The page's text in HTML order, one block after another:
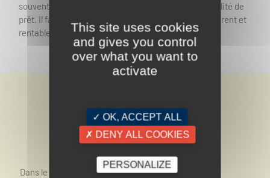
souvent il est nécessaire de rembourser une mensualité de
prêt. Il faut donc calculer et offrir un loyer juste, cohérent et
rentable.
NOTE
Dans le cadre d’un renouvellement de bail pinel, le
This site uses cookies
and gives you control
over what you want to
activate
✓ OK, ACCEPT ALL
✗ DENY ALL COOKIES
PERSONALIZE